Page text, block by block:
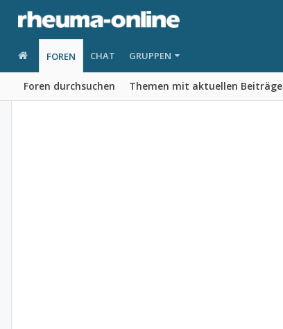
FOREN
Foren durchsuchen Themen mit aktuellen
CHAT GRUPPEN